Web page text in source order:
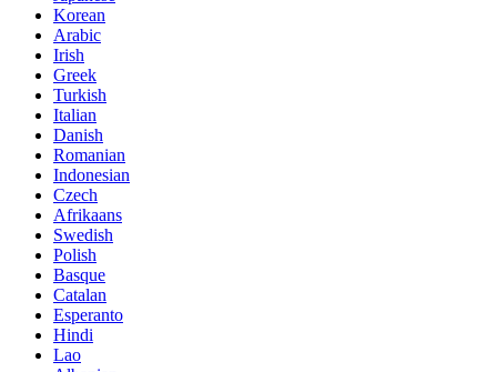
Korean
Arabic
Irish
Greek
Turkish
Italian
Danish
Romanian
Indonesian
Czech
Afrikaans
Swedish
Polish
Basque
Catalan
Esperanto
Hindi
Lao